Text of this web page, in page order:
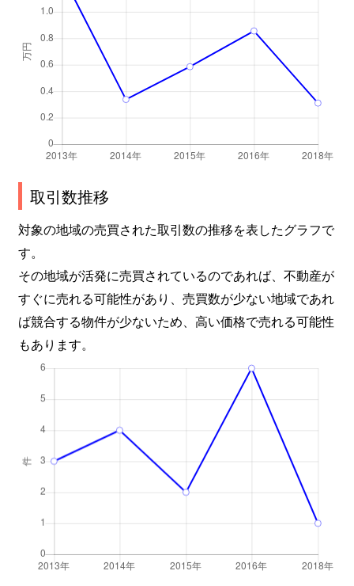
取引数推移
対象の地域の売買された取引数の推移を表したグラフで
す。
その地域が活発に売買されているのであれば、不動産が
すぐに売れる可能性があり、売買数が少ない地域であれ
ば競合する物件が少ないため、高い価格で売れる可能性
もあります。